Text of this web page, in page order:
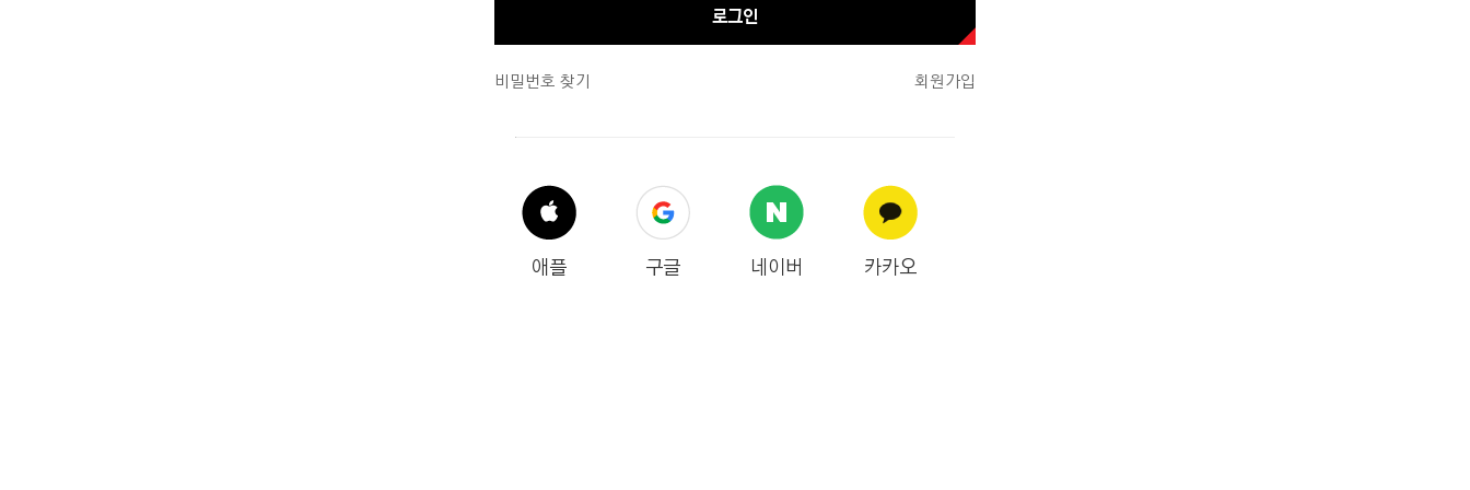
로그인
비밀번호 찾기 회원가입
애플 구글 네이버 카카오